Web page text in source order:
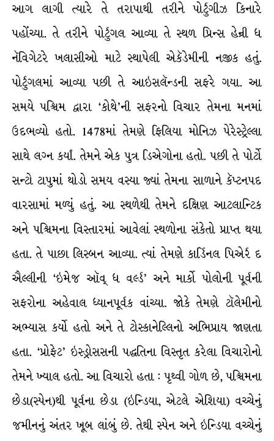
આગ લાગી ત્યારે તે તરાપાથી તરીને પોર્ટુગીઝ કિનારે
પહોંચ્યા. તે તરીને પોર્ટુગલ આવ્યા તે સ્થળ પ્રિન્સ હેન્રી ધ
નૅવિગેટરે ખલાસીઓ માટે સ્થાપેલી એકૅડેમીની નજીક હતું.
પોર્ટુગલમાં આવ્યા પછી તે આઇસલૅન્ડની સફરે ગયા. આ
સમયે પશ્ચિમ દ્વારા ‘કોથે’ની સફરનો વિચાર તેમના મનમાં
ઉદભવ્યો હતો. 1478માં તેમણે ફિલિયા મોનિઝ પેરેસ્ટ્રેલ્લા
સાથે લગ્ન કર્યાં. તેમને એક પુત્ર ડિએગોના હતો. પછી તે પોર્ટો
સન્ટો ટાપુમાં થોડો સમય વસ્યા જ્યાં તેમના સાળાને કૅપ્ટનપદ
વારસામાં મળ્યું હતું. આ સ્થળેથી તેમને દક્ષિણ આટલાન્ટિક
અને પશ્ચિમના વિસ્તારમાં આવેલાં સ્થળોના સંકેતો પ્રાપ્ત થયા
હતા. તે પાછા લિસ્બન આવ્યા. ત્યાં તેમણે કાર્ડિનલ પિએર્ર દ
ઐલ્લીની ‘ઇમેજ ઑવ્ ધ વર્લ્ડ’ અને માર્કો પોલોની પૂર્વની
સફરોના અહેવાલ ધ્યાનપૂર્વક વાંચ્યા. જોકે તેમણે ટૉલેમીનો
અભ્યાસ કર્યો હતો અને તે ટોસ્કાનેલ્લિનો અભિપ્રાય જાણતા
હતા. ‘પ્રોફેટ’ ઇસ્ડ્રોસસની પદ્ધતિના વિસ્તૃત કરેલા વિચારોનો
તેમને ખ્યાલ હતો. આ વિચારો હતા : પૃથ્વી ગોળ છે, પશ્ચિમના
છેડા(સ્પેન)થી પૂર્વના છેડા (ઇન્ડિયા, એટલે એશિયા) વચ્ચેનું
જમીનનું અંતર ખૂબ લાંબું છે. તેથી સ્પેન અને ઇન્ડિયા વચ્ચેનું